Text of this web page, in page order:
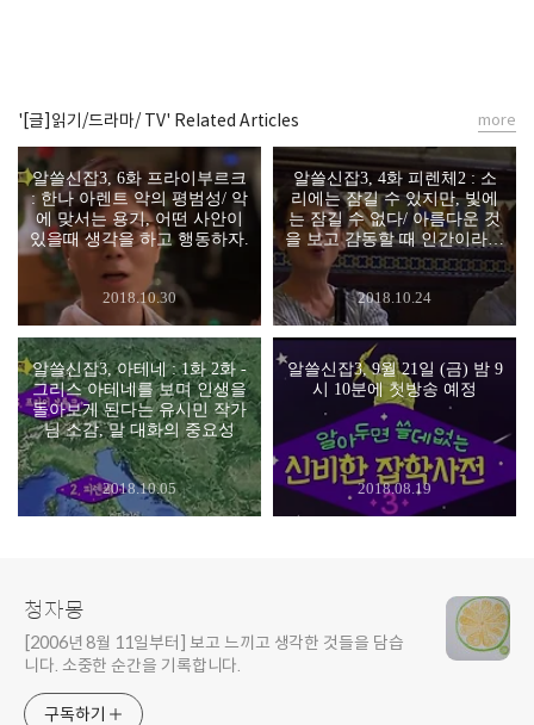
'[글]읽기/드라마/ TV' Related Articles
알쓸신잡3, 6화 프라이부르크
: 한나 아렌트 악의 평범성/ 악
에 맞서는 용기, 어떤 사안이
있을때 생각을 하고 행동하자.
2018.10.30
알쓸신잡3, 4화 피렌체2 : 소
리에는 잠길 수 있지만, 빛에
는 잠길 수 없다/ 아름다운 것
을 보고 감동할 때 인간이라는
걸 알게 되요 / 인생은 의외로
멋지다는 묘비명
2018.10.24
알쓸신잡3, 아테네 : 1화 2화 -
그리스 아테네를 보며 인생을
돌아보게 된다는 유시민 작가
님 소감, 말 대화의 중요성
2018.10.05
알쓸신잡3, 9월 21일 (금) 밤 9
시 10분에 첫방송 예정
2018.08.19
more
청자몽
[2006년 8월 11일부터] 보고 느끼고 생각한 것들을 담습
니다. 소중한 순간을 기록합니다.
구독하기